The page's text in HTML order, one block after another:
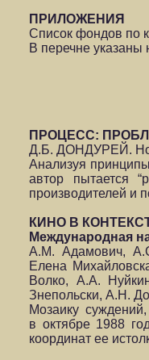
ПРИЛОЖЕНИЯ
Список фондов по
В перечне указаны
ПРОЦЕСС:
Д.Б. ДОНДУРЕЙ.
Анализуя
автор пытается
производителей и
КИНО В
Международная
А.М. Адамович,
Елена
Волко, А.А.
Знепольски, А.Н.
Мозаику
в октябре 1988
координат ее